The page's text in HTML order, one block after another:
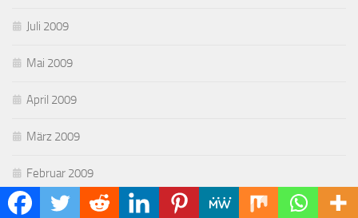
Juli 2009
Mai 2009
April 2009
März 2009
Februar 2009
Januar 2009